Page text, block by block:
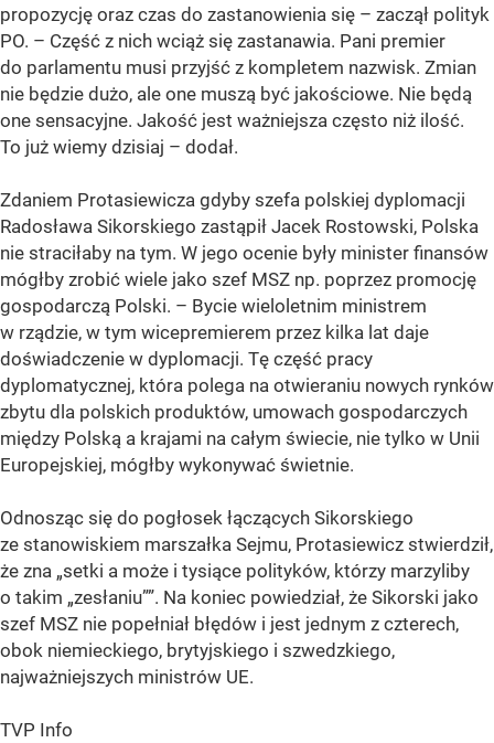
propozycję oraz czas do zastanowienia się – zaczął polityk
PO. – Część z nich wciąż się zastanawia. Pani premier
do parlamentu musi przyjść z kompletem nazwisk. Zmian
nie będzie dużo, ale one muszą być jakościowe. Nie będą
one sensacyjne. Jakość jest ważniejsza często niż ilość.
To już wiemy dzisiaj – dodał.
Zdaniem Protasiewicza gdyby szefa polskiej dyplomacji
Radosława Sikorskiego zastąpił Jacek Rostowski, Polska
nie straciłaby na tym. W jego ocenie były minister finansów
mógłby zrobić wiele jako szef MSZ np. poprzez promocję
gospodarczą Polski. – Bycie wieloletnim ministrem
w rządzie, w tym wicepremierem przez kilka lat daje
doświadczenie w dyplomacji. Tę część pracy
dyplomatycznej, która polega na otwieraniu nowych rynków
zbytu dla polskich produktów, umowach gospodarczych
między Polską a krajami na całym świecie, nie tylko w Unii
Europejskiej, mógłby wykonywać świetnie.
Odnosząc się do pogłosek łączących Sikorskiego
ze stanowiskiem marszałka Sejmu, Protasiewicz stwierdził,
że zna „setki a może i tysiące polityków, którzy marzyliby
o takim „zesłaniu””. Na koniec powiedział, że Sikorski jako
szef MSZ nie popełniał błędów i jest jednym z czterech,
obok niemieckiego, brytyjskiego i szwedzkiego,
najważniejszych ministrów UE.
TVP Info